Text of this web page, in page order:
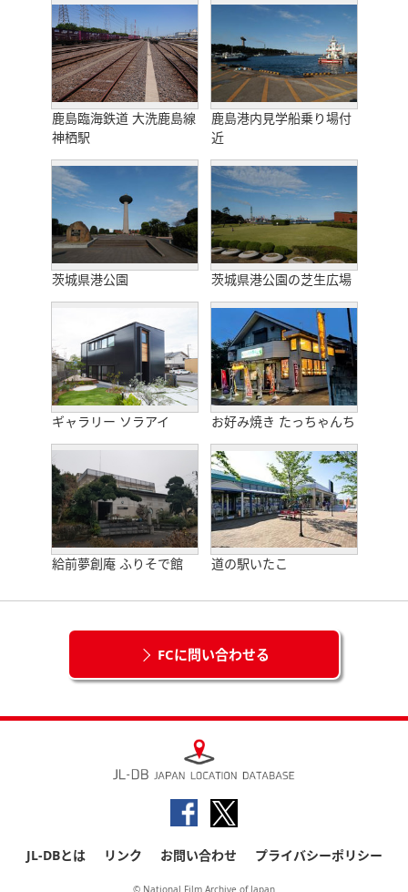
鹿島臨海鉄道 大洗鹿島線
神栖駅
鹿島港内見学船乗り場付
近
茨城県港公園 茨城県港公園の芝生広場
ギャラリー ソラアイ お好み焼き たっちゃんち
給前夢創庵 ふりそで館 道の駅いたこ
FCに問い合わせる
JL-DBとは リンク お問い合わせ プライバシーポリシー
© National Film Archive of Japan